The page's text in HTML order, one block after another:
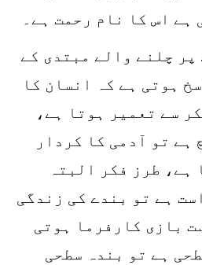
ہے اس کا نام رحمت ہے۔
پر چلنے والے مبتدی کے
ہوتی ہے کہ انسان کا
سے تعمیر ہوتا ہے،
ہے تو آدمی کا کردار
ہے، طرز فکر البتہ
ہے تو بندے کی زندگی
بازی کارفرما ہوتی
ہے تو بندہ سطحی